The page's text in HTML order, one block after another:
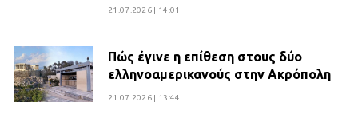
21.07.2026 | 14:01
Πώς έγινε η επίθεση στους δύο
ελληνοαμερικανούς στην Ακρόπολη
21.07.2026 | 13:44